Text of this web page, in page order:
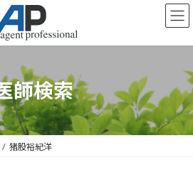
師検索
猪股裕紀洋